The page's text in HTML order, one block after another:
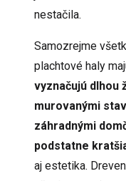
nestačila.
Samozrejme
plachtové haly
vyznačujú dlhou
murovanými
záhradnými
podstatne
aj estetika.